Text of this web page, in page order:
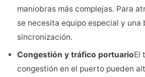
maniobras más complejas. Para
se necesita equipo especial y una
sincronización.
Congestión y tráfico portuarioEl
congestión en el puerto pueden